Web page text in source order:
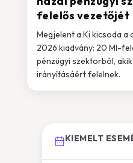
felelős vezetőjét
Megjelent a Ki kicsoda a
2026 kiadvány: 20 MI-
pénzügyi szektorból,
irányításáért felelnek.
KIEMELT